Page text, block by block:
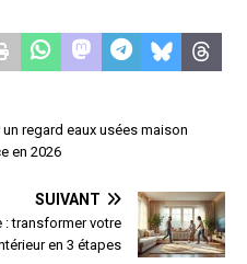
regard eaux usées maison
en 2026
SUIVANT
: transformer votre
en 3 étapes